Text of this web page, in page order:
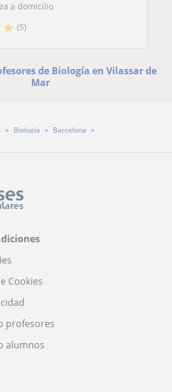
a domicilio
★ (5)
de Biología en Vilassar de
Mar
Biología
Barcelona
Cookies
profesores
alumnos